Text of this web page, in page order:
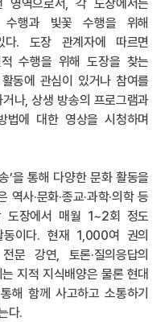
역으로서, 각 도장에서는
행과 빛꽃 수행을 위해
다. 도장 관계자에 따르면
수행을 위해 도장을 찾는
동에 관심이 있거나 참여를
나, 상생 방송의 프로그램과
에 대한 영상을 시청하며
’을 통해 다양한 문화 활동을
사·문화·종교·과학·의학 등
도장에서 매월 1~2회 정도
이다. 현재 1,000여 권의
문 강연, 토론·질의응답의
지적 지식배양은 물론 현대
해 함께 사고하고 소통하기
다.